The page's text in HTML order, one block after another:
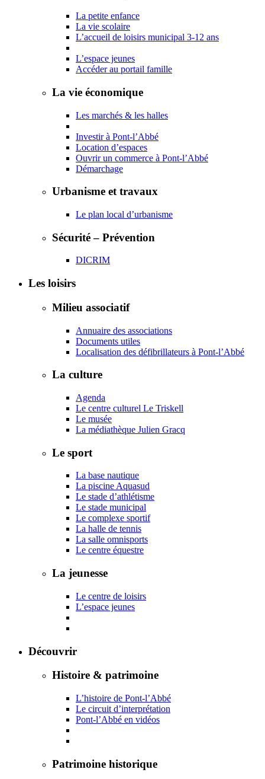
La petite enfance
La vie scolaire
L’accueil de loisirs municipal 3-12 ans
L’espace jeunes
Accéder au portail famille
La vie économique
Les marchés & les halles
Investir à Pont-l’Abbé
Location d’espaces
Ouvrir un commerce à Pont-l’Abbé
Démarchage
Urbanisme et travaux
Le plan local d’urbanisme
Sécurité – Prévention
DICRIM
Les loisirs
Milieu associatif
Annuaire des associations
Documents utiles
Localisation des défibrillateurs à Pont-l’Abbé
La culture
Agenda
Le centre culturel Le Triskell
Le musée
La médiathèque Julien Gracq
Le sport
La base nautique
La piscine Aquasud
Le stade d’athlétisme
Le stade municipal
Le complexe sportif
La halle de tennis
La salle omnisports
Le centre équestre
La jeunesse
Le centre de loisirs
L’espace jeunes
Découvrir
Histoire & patrimoine
L’histoire de Pont-l’Abbé
Le circuit d’interprétation
Pont-l’Abbé en vidéos
Patrimoine historique